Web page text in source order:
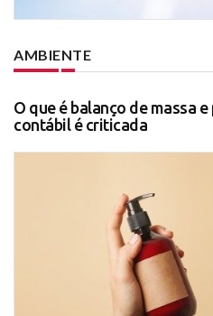
AMBIENTE
O que é balanço de massa
contábil é criticada